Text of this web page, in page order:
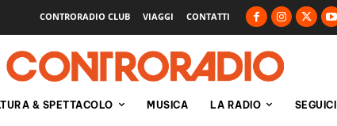
CONTRORADIO CLUB VIAGGI CONTATTI
& SPETTACOLO MUSICA LA RADIO SEGUICI